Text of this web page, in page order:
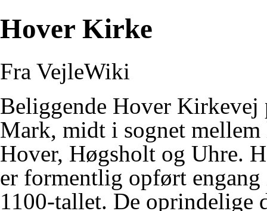
Hover Kirke
Fra VejleWiki
Beliggende Hover Kirkevej
Mark, midt i sognet mellem
Hover, Høgsholt og Uhre.
er formentlig opført
1100-tallet. De oprindelige